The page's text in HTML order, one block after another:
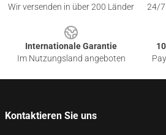
Wir versenden in über 200 Länder
24/7
Internationale Garantie
Im Nutzungsland angeboten
Kontaktieren Sie uns